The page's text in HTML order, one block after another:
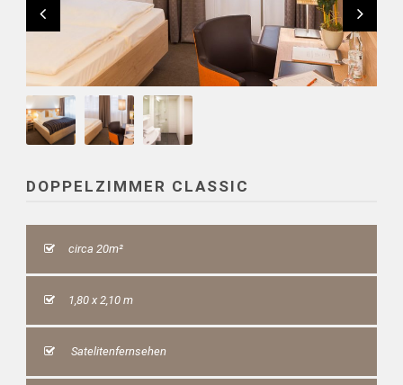
DOPPELZIMMER CLASSIC
circa 20m²
1,80 x 2,10 m
Satelitenfernsehen